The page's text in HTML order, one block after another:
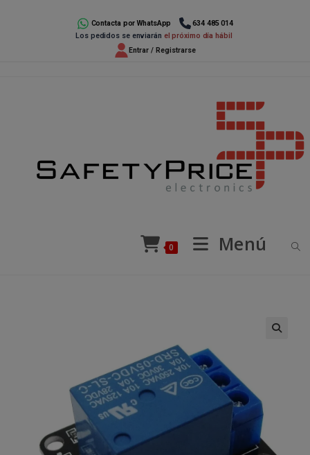
Contacta por WhatsApp
634 485 014
Los pedidos se enviarán el próximo día hábil
Entrar / Registrarse
0 Menú